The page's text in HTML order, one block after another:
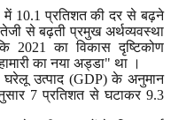
में 10.1 प्रतिशत की दर से बढ़ने
से बढ़ती प्रमुख अर्थव्यवस्था
2021 का विकास दृष्टिकोण
का नया अड्डा" था ।
उत्पाद (GDP) के अनुमान
7 प्रतिशत से घटाकर 9.3